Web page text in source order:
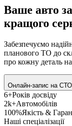
Ваше авто
кращого
Забезпечуємо
планового ТО до
про кожну деталь
Онлайн-запис на СТО
6+Років досвіду
2k+Автомобілів
100%Якість &
Наші спеціалізації